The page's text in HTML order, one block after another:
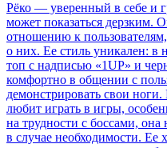
Рёко — уверенный в себе и
может показаться дерзким.
отношению к
о них. Ее стиль уникален: в
топ с надписью «1UP» и
комфортно в общении с
демонстрировать свои
любит играть в игры,
на трудности с боссами,
в случае необходимости. Ее